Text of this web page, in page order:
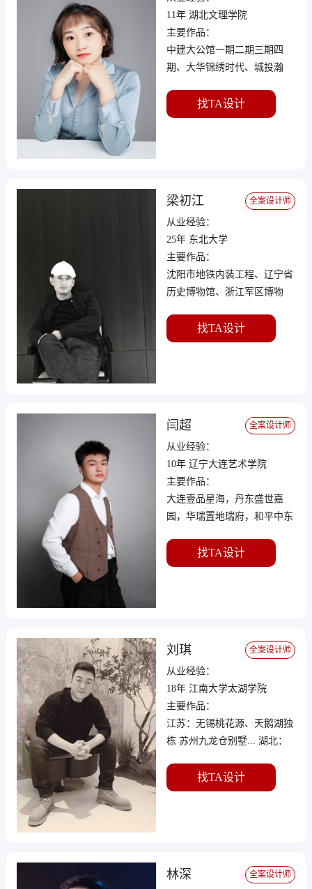
11年 湖北文理学院
主要作品：
中建大公馆一期二期三期四
期、大华锦绣时代、城投瀚
星、融创望江府、融侨滨江城
美域等
找TA设计
梁初江 全案设计师
从业经验：
25年 东北大学
主要作品：
沈阳市地铁内装工程、辽宁省
历史博物馆、浙江军区博物
庄、世贸.诺丁山、卡尔顿庄
园、城投瀚城濮岸等
找TA设计
闫超 全案设计师
从业经验：
10年 辽宁大连艺术学院
主要作品：
大连壹品星海，丹东盛世嘉
园，华瑞置地瑞府，和平中东
找TA设计
刘琪 全案设计师
从业经验：
18年 江南大学太湖学院
主要作品：
江苏：无锡桃花源、天鹅湖独
栋 苏州九龙仓别墅... 湖北：
别墅、天祥尚府别墅、十二橡
树、湖墅观止、中国院子、泛
找TA设计
林深 全案设计师